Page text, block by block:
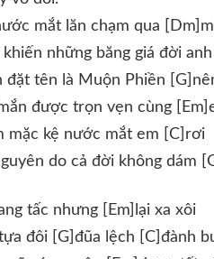
mắt lăn chạm qua
những băng giá đời
đặt tên là Muộn Phiền
được trọn vẹn cùng
mặc kệ nước mắt em [C]rơi
do cả đời không dám
tấc nhưng [Em]lại xa xôi
đôi [G]đũa lệch [C]đành